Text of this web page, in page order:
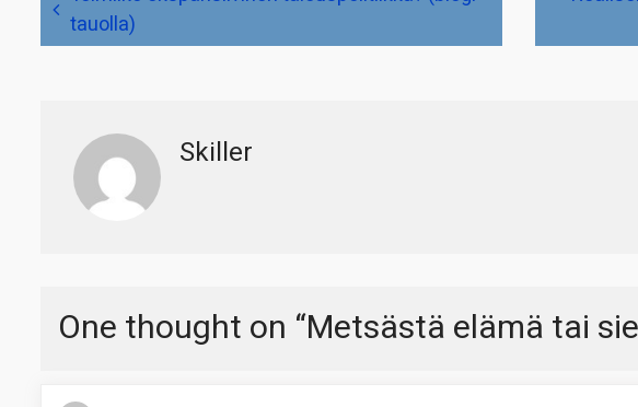
selaus
tauolla)
Skiller
One thought on “Metsästä elämä tai